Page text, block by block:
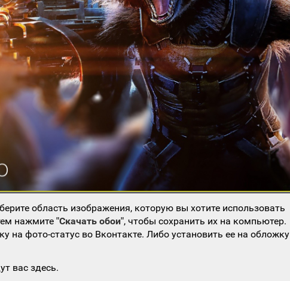
область изображения, которую вы хотите использовать
нажмите"Скачать обои", чтобы сохранить их на компьютер.
на фото-статус во Вконтакте. Либо установить ее на обложку
вас здесь.